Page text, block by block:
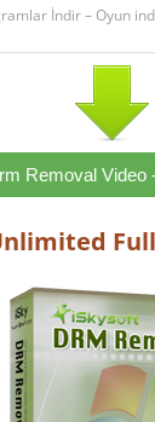
İndir – Oyun
Removal Video